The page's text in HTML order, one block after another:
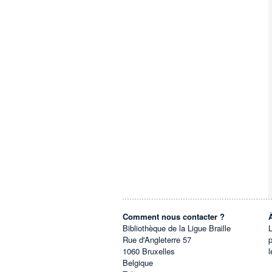
Comment nous contacter ?
Bibliothèque de la Ligue Braille
Rue d'Angleterre 57
1060 Bruxelles
Belgique